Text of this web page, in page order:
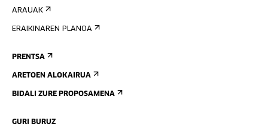
ARAUAK
ERAIKINAREN PLANOA
PRENTSA
ARETOEN ALOKAIRUA
BIDALI ZURE PROPOSAMENA
GURI BURUZ